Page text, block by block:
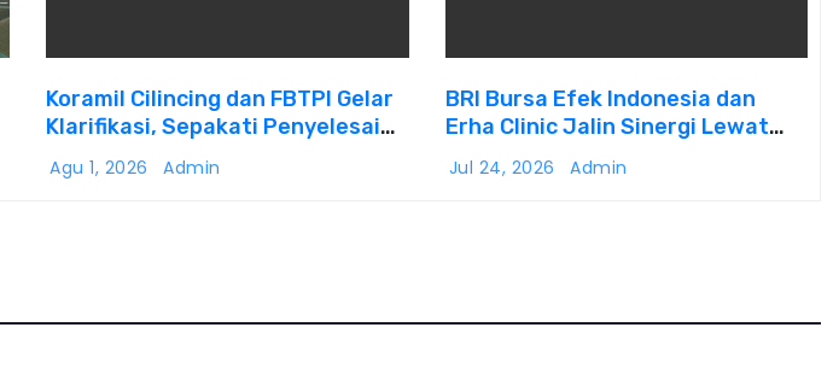
Koramil Cilincing dan FBTPI Gelar
Klarifikasi, Sepakati Penyelesaian
Persoalan Melalui Dialog
Agu 1, 2026 Admin
BRI Bursa Efek Indonesia dan
Erha Clinic Jalin Sinergi Lewat
Program Marketing Kolaborasi
Jul 24, 2026 Admin